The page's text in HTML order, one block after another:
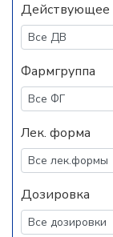
Действующее
Фармгруппа
Лек. форма
Дозировка